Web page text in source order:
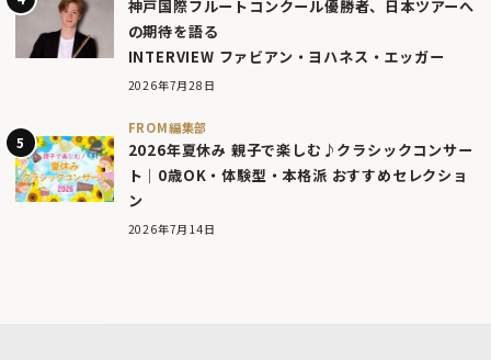
神戸国際フルートコンクール優勝者、日本ツアーへ
の期待を語る
INTERVIEW ファビアン・ヨハネス・エッガー
2026年7月28日
FROM編集部
2026年夏休み 親子で楽しむ♪クラシックコンサー
ト｜0歳OK・体験型・本格派 おすすめセレクショ
ン
2026年7月14日